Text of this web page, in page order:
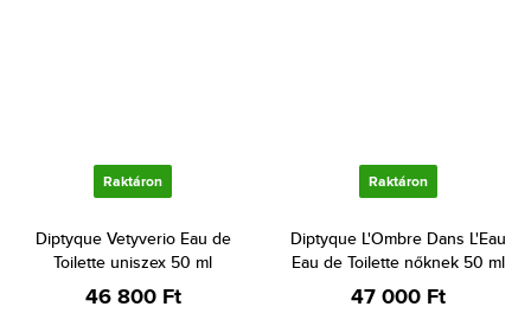
Raktáron
Diptyque Vetyverio Eau de
Toilette uniszex 50 ml
46 800 Ft
Raktáron
Diptyque L'Ombre Dans L'Eau
Eau de Toilette nőknek 50 ml
47 000 Ft